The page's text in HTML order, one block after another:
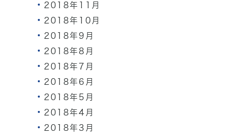
2018年11月
2018年10月
2018年9月
2018年8月
2018年7月
2018年6月
2018年5月
2018年4月
2018年3月